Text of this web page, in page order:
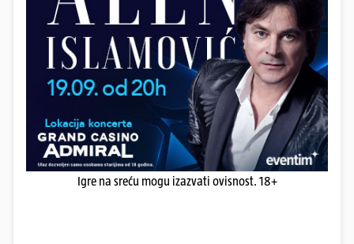
Igre na sreću mogu izazvati ovisnost. 18+